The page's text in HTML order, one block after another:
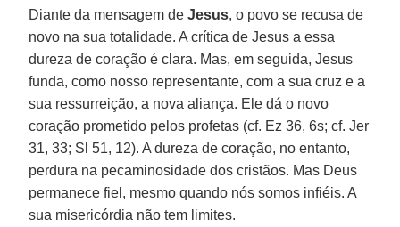
Diante da mensagem deJesus, o povo se recusa de
novo na sua totalidade. A crítica de Jesus a essa
dureza de coração é clara. Mas, em seguida, Jesus
funda, como nosso representante, com a sua cruz e a
sua ressurreição, a nova aliança. Ele dá o novo
coração prometido pelos profetas (cf. Ez 36, 6s; cf. Jer
31, 33; Sl 51, 12). A dureza de coração, no entanto,
perdura na pecaminosidade dos cristãos. Mas Deus
permanece fiel, mesmo quando nós somos infiéis. A
sua misericórdia não tem limites.